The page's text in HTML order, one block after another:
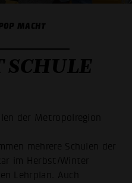
MACHT
SCHULE
der Metropolregion
mehrere Schulen der
im Herbst/Winter
Lehrplan. Auch